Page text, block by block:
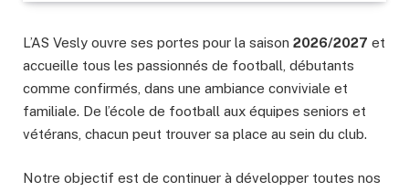
L’AS Vesly ouvre ses portes pour la saison 2026/2027 et
accueille tous les passionnés de football, débutants
comme confirmés, dans une ambiance conviviale et
familiale. De l’école de football aux équipes seniors et
vétérans, chacun peut trouver sa place au sein du club.
Notre objectif est de continuer à développer toutes nos